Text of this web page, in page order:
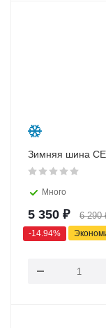
Зимняя шина
Много
5 350 ₽ 6 290
-14.94%